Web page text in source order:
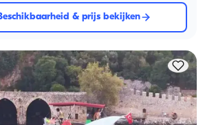
& prijs bekijken